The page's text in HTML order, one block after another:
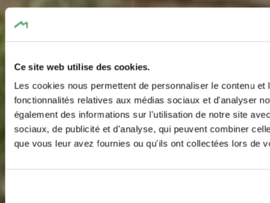
Ce site web utilise des cookies.
Les cookies nous permettent de personnaliser le contenu
fonctionnalités relatives aux médias sociaux et d'analyser
également des informations sur l'utilisation de notre site
sociaux, de publicité et d'analyse, qui peuvent combiner
que vous leur avez fournies ou qu'ils ont collectées lors de